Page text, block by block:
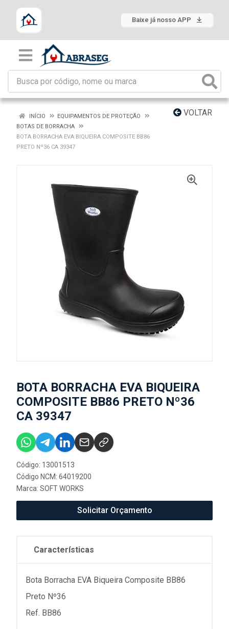
Baixe já nosso APP
VOLTAR
INÍCIO
EQUIPAMENTOS DE PROTEÇÃO
BOTAS DE BORRACHA
BOTA BORRACHA EVA BIQUEIRA COMPOSITE BB86
PRETO Nº36 CA 39347
BOTA BORRACHA EVA BIQUEIRA
COMPOSITE BB86 PRETO Nº36
CA 39347
Código: 13001513
Código NCM: 64019200
Marca: SOFT WORKS
Solicitar Orçamento
Características
Bota Borracha EVA Biqueira Composite BB86
Preto Nº36
Ref. BB86